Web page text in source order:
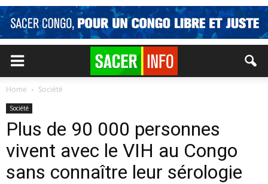
Home Société
Société
Plus de 90 000 personnes
vivent avec le VIH au Congo
sans connaître leur sérologie